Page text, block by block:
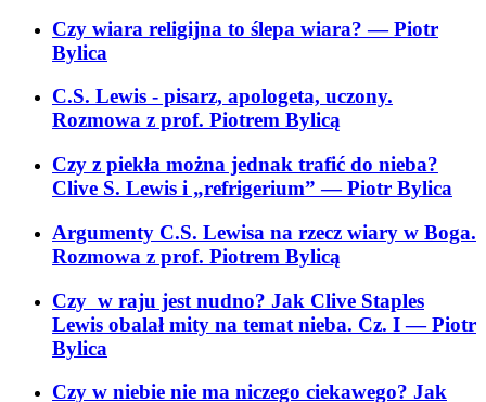
Czy wiara religijna to ślepa wiara?— Piotr
Bylica
C.S. Lewis - pisarz, apologeta, uczony.
Rozmowa z prof. Piotrem Bylicą
Czy z piekła można jednak trafić do nieba?
Clive S. Lewis i „refrigerium”— Piotr Bylica
Argumenty C.S. Lewisa na rzecz wiary w Boga.
Rozmowa z prof. Piotrem Bylicą
Czy w raju jest nudno? Jak Clive Staples
Lewis obalał mity na temat nieba. Cz. I— Piotr
Bylica
Czy w niebie nie ma niczego ciekawego? Jak